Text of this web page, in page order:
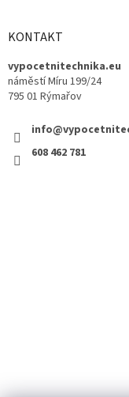
KONTAKT
vypocetnitechnika.eu
náměstí Míru 199/24
795 01 Rýmařov
608 462 781